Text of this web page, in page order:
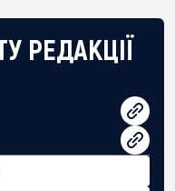
РЕДАКЦІЇ